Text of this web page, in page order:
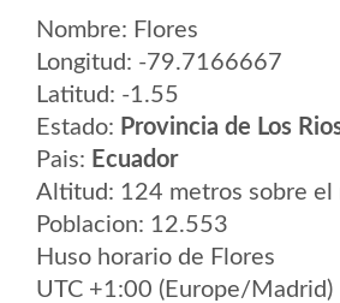
Nombre: Flores
Longitud: -79.7166667
Latitud: -1.55
Estado: Provincia de Los
Pais: Ecuador
Altitud: 124 metros sobre el
Poblacion: 12.553
Huso horario de Flores
UTC +1:00 (Europe/Madrid)